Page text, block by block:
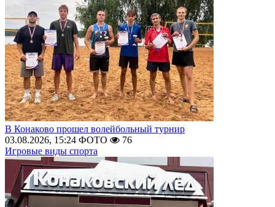
В Конаково прошел волейбольный турнир
03.08.2026, 15:24 ФОТО
76
Игровые виды спорта